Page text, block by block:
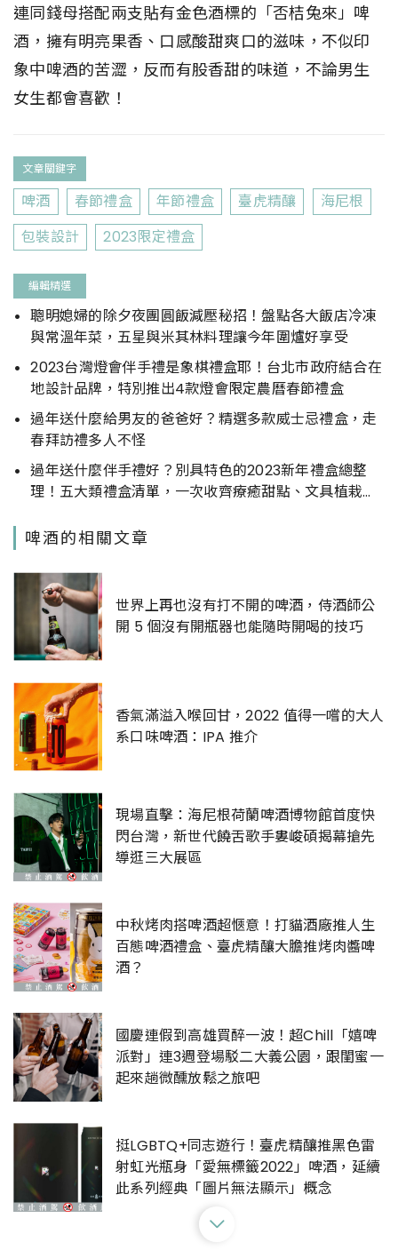
連同錢母搭配兩支貼有金色酒標的「否桔兔來」啤
酒，擁有明亮果香、口感酸甜爽口的滋味，不似印
象中啤酒的苦澀，反而有股香甜的味道，不論男生
女生都會喜歡！
文章關鍵字
啤酒 春節禮盒 年節禮盒 臺虎精釀
海尼根
包裝設計
2023限定禮盒
編輯精選
聰明媳婦的除夕夜團圓飯減壓秘招！盤點各大飯店冷凍
與常溫年菜，五星與米其林料理讓今年圍爐好享受
2023台灣燈會伴手禮是象棋禮盒耶！台北市政府結合在
地設計品牌，特別推出4款燈會限定農曆春節禮盒
過年送什麼給男友的爸爸好？精選多款威士忌禮盒，走
春拜訪禮多人不怪
過年送什麼伴手禮好？別具特色的2023新年禮盒總整
理！五大類禮盒清單，一次收齊療癒甜點、文具植栽、
啤酒的相關文章
世界上再也沒有打不開的啤酒，侍酒師公
開 5 個沒有開瓶器也能隨時開喝的技巧
香氣滿溢入喉回甘，2022 值得一嚐的大人
系口味啤酒：IPA 推介
現場直擊：海尼根荷蘭啤酒博物館首度快
閃台灣，新世代饒舌歌手婁峻碩揭幕搶先
導逛三大展區
中秋烤肉搭啤酒超愜意！打貓酒廠推人生
百態啤酒禮盒、臺虎精釀大膽推烤肉醬啤
酒？
國慶連假到高雄買醉一波！超Chill「嬉啤
派對」連3週登場駁二大義公園，跟閨蜜一
起來趟微醺放鬆之旅吧
挺LGBTQ+同志遊行！臺虎精釀推黑色雷
射虹光瓶身「愛無標籤2022」啤酒，延續
此系列經典「圖片無法顯示」概念